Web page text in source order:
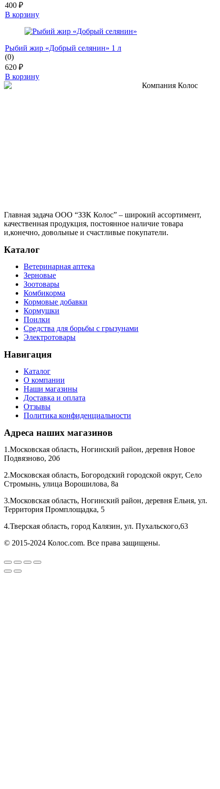
400 ₽
В корзину
Рыбий жир «Добрый селянин» 1 л
(0)
620 ₽
В корзину
Главная задача ООО “ЗЗК Колос” – широкий ассортимент,
качественная продукция, постоянное наличие товара
и,конечно, довольные и счастливые покупатели.
Каталог
Ветеринарная аптека
Зерновые
Зоотовары
Комбикорма
Кормовые добавки
Кормушки
Поилки
Средства для борьбы с грызунами
Электротовары
Навигация
Каталог
О компании
Наши магазины
Доставка и оплата
Отзывы
Политика конфиденциальности
Адреса наших магазинов
1.Московская область, Ногинский район, деревня Новое
Подвязново, 20б
2.Московская область, Богородский городской округ, Село
Стромынь, улица Ворошилова, 8а
3.Московская область, Ногинский район, деревня Ельня, ул.
Территория Промплощадка, 5
4.Тверская область, город Калязин, ул. Пухальского,63
© 2015-2024 Колос.com. Все права защищены.